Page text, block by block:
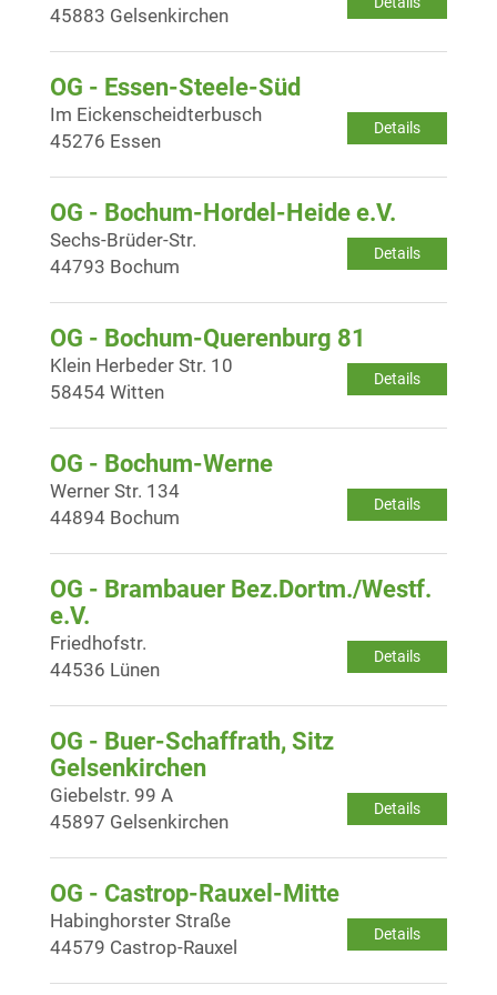
45883 Gelsenkirchen
OG - Essen-Steele-Süd
Details
Im Eickenscheidterbusch
45276 Essen
OG - Bochum-Hordel-Heide e.V.
Details
Sechs-Brüder-Str.
44793 Bochum
OG - Bochum-Querenburg 81
Details
Klein Herbeder Str. 10
58454 Witten
OG - Bochum-Werne
Details
Werner Str. 134
44894 Bochum
OG - Brambauer Bez.Dortm./Westf.
e.V.
Details
Friedhofstr.
44536 Lünen
OG - Buer-Schaffrath, Sitz
Gelsenkirchen
Details
Giebelstr. 99 A
45897 Gelsenkirchen
OG - Castrop-Rauxel-Mitte
Details
Habinghorster Straße
44579 Castrop-Rauxel